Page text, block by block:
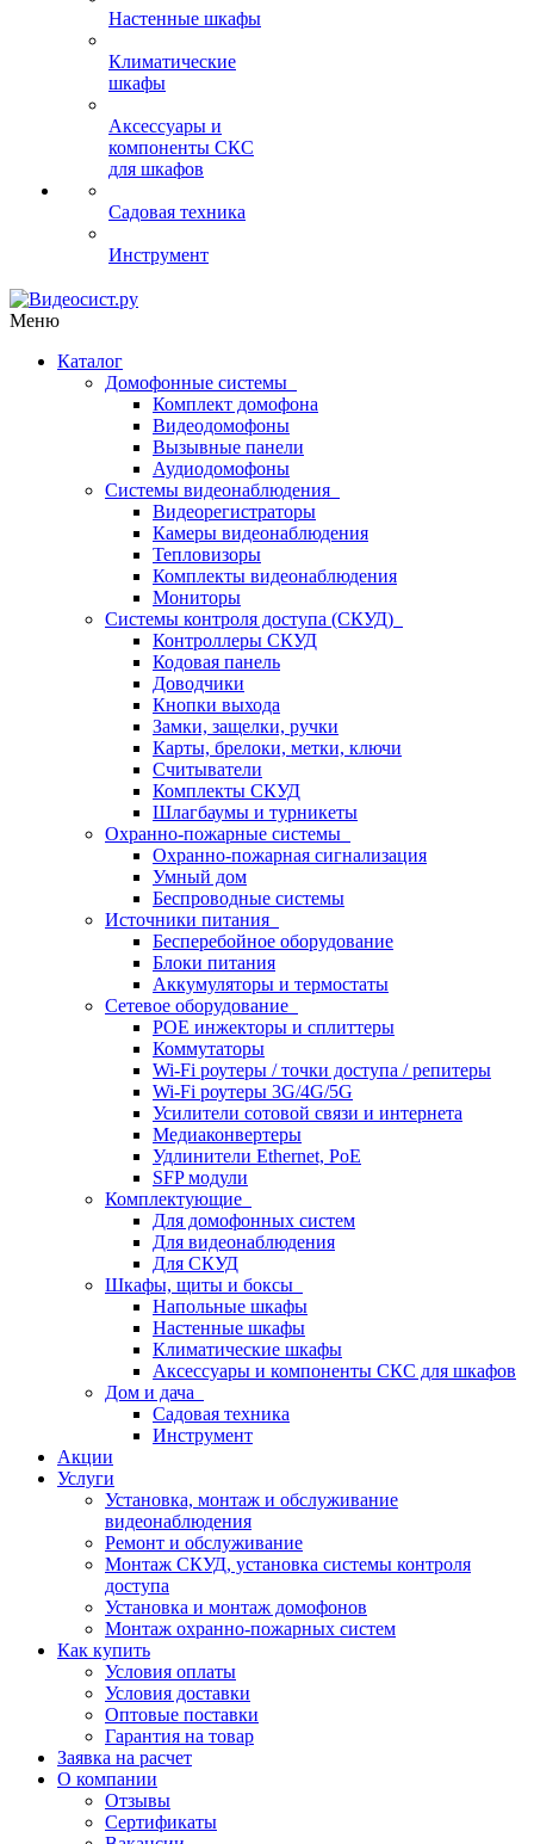
Настенные шкафы
Климатические
шкафы
Аксессуары и
компоненты СКС
для шкафов
Садовая техника
Инструмент
Меню
Каталог
Домофонные системы
Комплект домофона
Видеодомофоны
Вызывные панели
Аудиодомофоны
Системы видеонаблюдения
Видеорегистраторы
Камеры видеонаблюдения
Тепловизоры
Комплекты видеонаблюдения
Мониторы
Системы контроля доступа (СКУД)
Контроллеры СКУД
Кодовая панель
Доводчики
Кнопки выхода
Замки, защелки, ручки
Карты, брелоки, метки, ключи
Считыватели
Комплекты СКУД
Шлагбаумы и турникеты
Охранно-пожарные системы
Охранно-пожарная сигнализация
Умный дом
Беспроводные системы
Источники питания
Бесперебойное оборудование
Блоки питания
Аккумуляторы и термостаты
Сетевое оборудование
POE инжекторы и сплиттеры
Коммутаторы
Wi-Fi роутеры / точки доступа / репитеры
Wi-Fi роутеры 3G/4G/5G
Усилители сотовой связи и интернета
Медиаконвертеры
Удлинители Ethernet, PoE
SFP модули
Комплектующие
Для домофонных систем
Для видеонаблюдения
Для СКУД
Шкафы, щиты и боксы
Напольные шкафы
Настенные шкафы
Климатические шкафы
Аксессуары и компоненты СКС для шкафов
Дом и дача
Садовая техника
Инструмент
Акции
Услуги
Установка, монтаж и обслуживание
видеонаблюдения
Ремонт и обслуживание
Монтаж СКУД, установка системы контроля
доступа
Установка и монтаж домофонов
Монтаж охранно-пожарных систем
Как купить
Условия оплаты
Условия доставки
Оптовые поставки
Гарантия на товар
Заявка на расчет
О компании
Отзывы
Сертификаты